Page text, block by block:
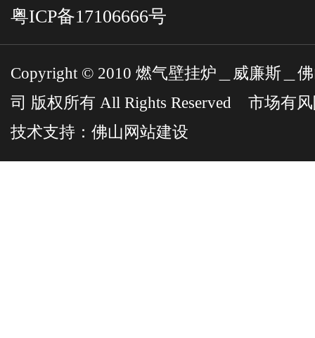
粤ICP备17106666号
Copyright © 2010 燃气壁挂炉＿威廉斯＿
司 版权所有 All Rights Reserved 市场有
技术支持： 佛山网站建设